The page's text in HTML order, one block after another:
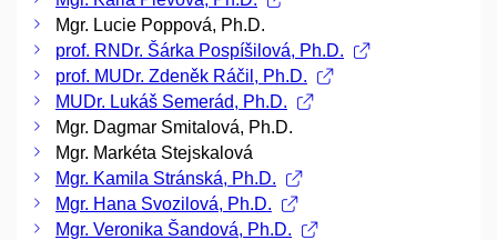
Mgr. Lucie Poppová, Ph.D.
prof. RNDr. Šárka Pospíšilová, Ph.D.
prof. MUDr. Zdeněk Ráčil, Ph.D.
MUDr. Lukáš Semerád, Ph.D.
Mgr. Dagmar Smitalová, Ph.D.
Mgr. Markéta Stejskalová
Mgr. Kamila Stránská, Ph.D.
Mgr. Hana Svozilová, Ph.D.
Mgr. Veronika Šandová, Ph.D.